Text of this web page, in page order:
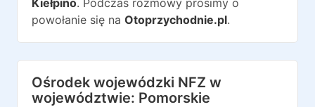
Kiełpino. Podczas rozmowy prosimy o
powołanie się na Otoprzychodnie.pl.
Ośrodek wojewódzki NFZ w
województwie: Pomorskie